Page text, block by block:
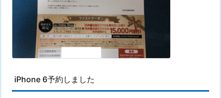
iPhone 6予約しました